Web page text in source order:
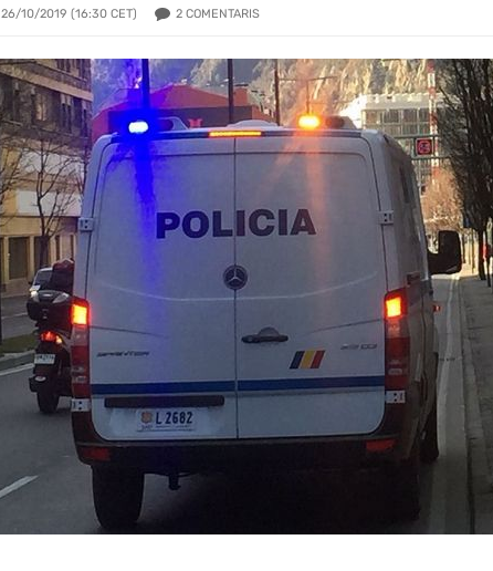
26/10/2019 (16:30 CET) 2 COMENTARIS